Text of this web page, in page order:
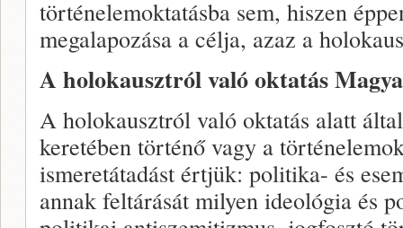
történelemoktatásba sem, hiszen
megalapozása a célja, azaz a
A holokausztról való oktatás
A holokausztról való oktatás alatt
keretében történő vagy a
ismeretátadást értjük: politika- és
annak feltárását milyen ideológia és